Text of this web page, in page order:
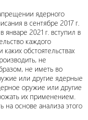
ядерного
в сентябре 2017 г.
2021 г. вступил в
каждого
каких обстоятельствах
не
не иметь во
или другие ядерные
оружие или другие
их применением.
основе анализа этого